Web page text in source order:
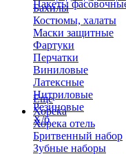
Пакеты
Бахилы
Костюмы, халаты
Маски защитные
Фартуки
Перчатки
Виниловые
Латексные
Нитриловые
Резиновые
Х/б
Еще
Хорека
Хорека отель
Бритвенный набор
Зубные наборы